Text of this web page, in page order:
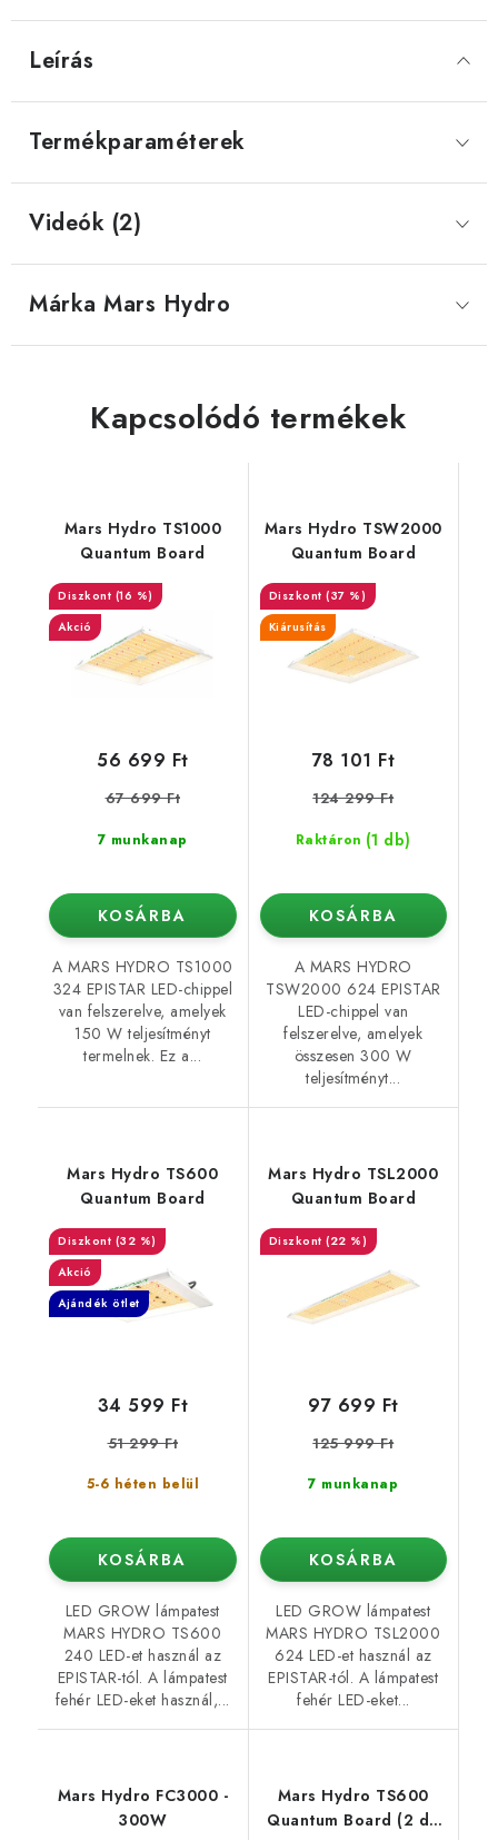
Leírás
Termékparaméterek
Videók (2)
Márka Mars Hydro
Kapcsolódó termékek
Mars Hydro TS1000
Quantum Board
(16 %)
Akció
7 munkanap
56 699 Ft
67 699 Ft
KOSÁRBA
A MARS HYDRO TS1000
324 EPISTAR LED-chippel
van felszerelve, amelyek
150 W teljesítményt
termelnek. Ez a...
Mars Hydro TSW2000
Quantum Board
(37 %)
Kiárusítás
Raktáron (1 db)
78 101 Ft
124 299 Ft
KOSÁRBA
A MARS HYDRO
TSW2000 624 EPISTAR
LED-chippel van
felszerelve, amelyek
összesen 300 W
teljesítményt...
Mars Hydro TS600
Quantum Board
(32 %)
Akció
Ajándék ötlet
5-6 héten belül
34 599 Ft
51 299 Ft
KOSÁRBA
LED GROW lámpatest
MARS HYDRO TS600
240 LED-et használ az
EPISTAR-tól. A lámpatest
fehér LED-eket használ,...
Mars Hydro TSL2000
Quantum Board
(22 %)
7 munkanap
97 699 Ft
125 999 Ft
KOSÁRBA
LED GROW lámpatest
MARS HYDRO TSL2000
624 LED-et használ az
EPISTAR-tól. A lámpatest
fehér LED-eket...
Mars Hydro FC3000 -
300W
Mars Hydro TS600
Quantum Board (2 db